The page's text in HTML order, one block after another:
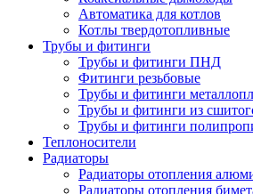
Автоматика для котлов
Котлы твердотопливные
Трубы и фитинги
Трубы и фитинги ПНД
Фитинги резьбовые
Трубы и фитинги
Трубы и фитинги из
Трубы и фитинги
Теплоносители
Радиаторы
Радиаторы отопления
Радиаторы отопления